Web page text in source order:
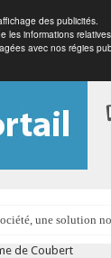
des publicités.
les informations relatives
avec nos régies
une solution
de Coubert